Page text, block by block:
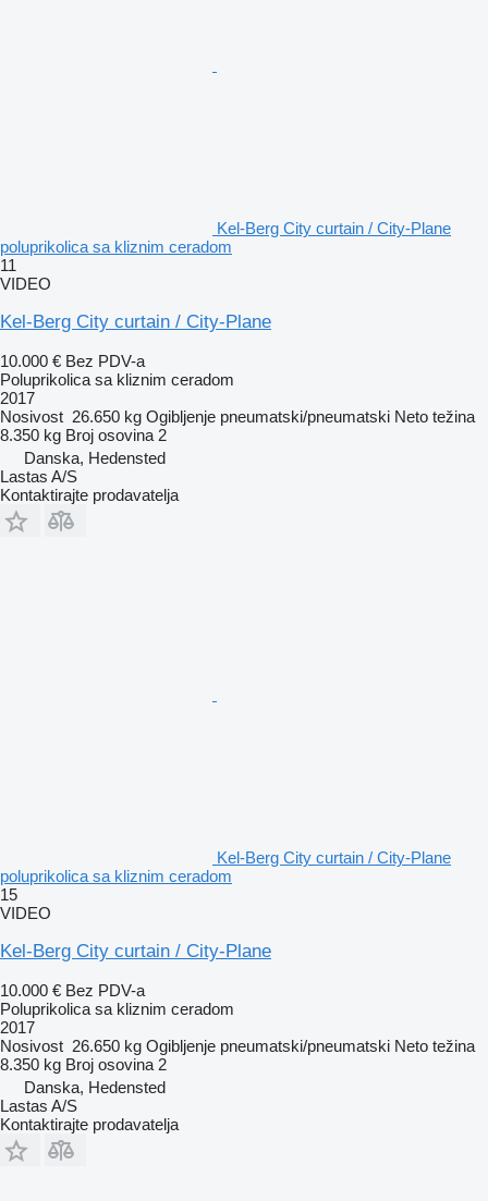
Kel-Berg City curtain / City-Plane
poluprikolica sa kliznim ceradom
11
VIDEO
Kel-Berg City curtain / City-Plane
10.000 € Bez PDV-a
Poluprikolica sa kliznim ceradom
2017
Nosivost 26.650 kg Ogibljenje pneumatski/pneumatski Neto težina
8.350 kg Broj osovina 2
Danska, Hedensted
Lastas A/S
Kontaktirajte prodavatelja
Kel-Berg City curtain / City-Plane
poluprikolica sa kliznim ceradom
15
VIDEO
Kel-Berg City curtain / City-Plane
10.000 € Bez PDV-a
Poluprikolica sa kliznim ceradom
2017
Nosivost 26.650 kg Ogibljenje pneumatski/pneumatski Neto težina
8.350 kg Broj osovina 2
Danska, Hedensted
Lastas A/S
Kontaktirajte prodavatelja